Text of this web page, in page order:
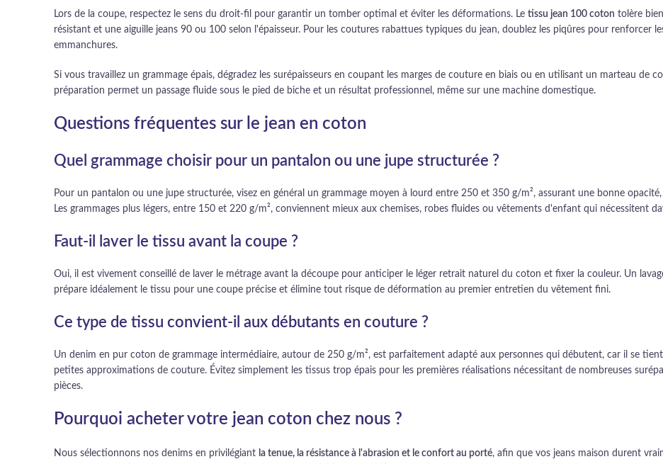
Lors de la coupe, respectez le sens du droit-fil pour garantir un tomber optimal et éviter les déformations. Le tissu jean 100 coton tolère
résistant et une aiguille jeans 90 ou 100 selon l'épaisseur. Pour les coutures rabattues typiques du jean, doublez les piqûres pour renforcer
emmanchures.
Si vous travaillez un grammage épais, dégradez les surépaisseurs en coupant les marges de couture en biais ou en utilisant un marteau de
préparation permet un passage fluide sous le pied de biche et un résultat professionnel, même sur une machine domestique.
Questions fréquentes sur le jean en coton
Quel grammage choisir pour un pantalon ou une jupe structurée ?
Pour un pantalon ou une jupe structurée, visez en général un grammage moyen à lourd entre 250 et 350 g/m², assurant une bonne
Les grammages plus légers, entre 150 et 220 g/m², conviennent mieux aux chemises, robes fluides ou vêtements d'enfant qui nécessitent
Faut-il laver le tissu avant la coupe ?
Oui, il est vivement conseillé de laver le métrage avant la découpe pour anticiper le léger retrait naturel du coton et fixer la couleur. Un
prépare idéalement le tissu pour une coupe précise et élimine tout risque de déformation au premier entretien du vêtement fini.
Ce type de tissu convient-il aux débutants en couture ?
Un denim en pur coton de grammage intermédiaire, autour de 250 g/m², est parfaitement adapté aux personnes qui débutent, car il se
petites approximations de couture. Évitez simplement les tissus trop épais pour les premières réalisations nécessitant de nombreuses
pièces.
Pourquoi acheter votre jean coton chez nous ?
Nous sélectionnons nos denims en privilégiant la tenue, la résistance à l'abrasion et le confort au porté, afin que vos jeans maison durent